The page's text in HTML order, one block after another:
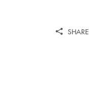
SHARE